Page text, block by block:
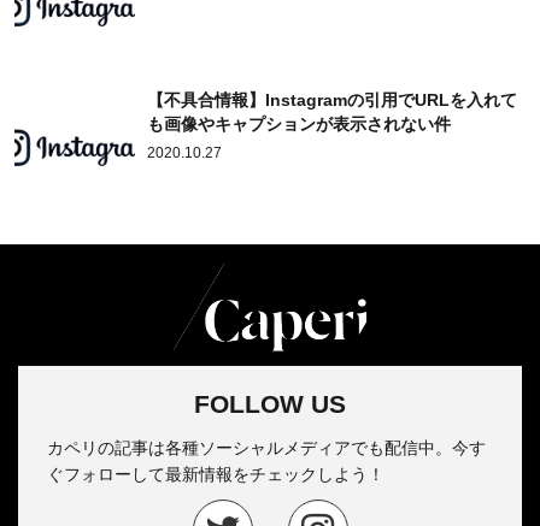
【不具合情報】Instagramの引用でURLを入れて
も画像やキャプションが表示されない件
2020.10.27
FOLLOW US
カペリの記事は各種ソーシャルメディアでも配信中。今す
ぐフォローして最新情報をチェックしよう！